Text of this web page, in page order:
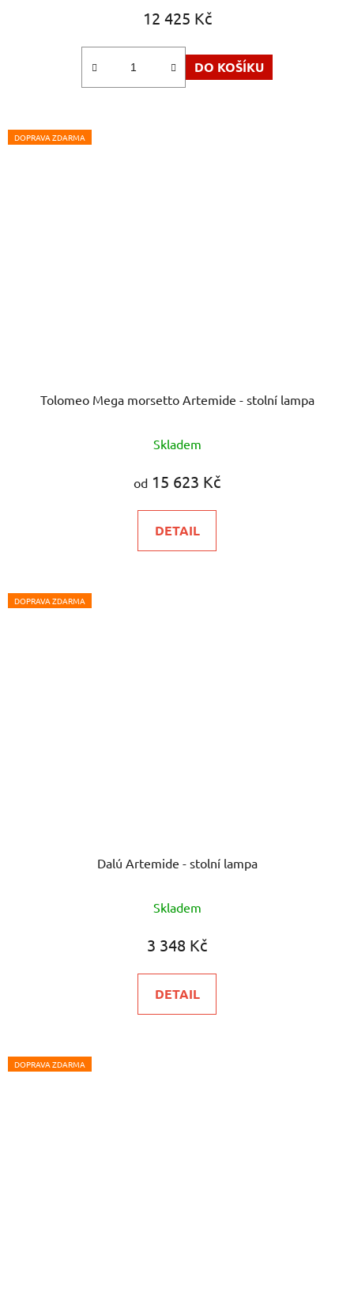
produktu
5,0
12 425 Kč
DO KOŠÍKU
DOPRAVA ZDARMA
Tolomeo Mega morsetto Artemide - stolní lampa
Skladem
od 15 623 Kč
DETAIL
DOPRAVA ZDARMA
Dalú Artemide - stolní lampa
Skladem
3 348 Kč
DETAIL
DOPRAVA ZDARMA